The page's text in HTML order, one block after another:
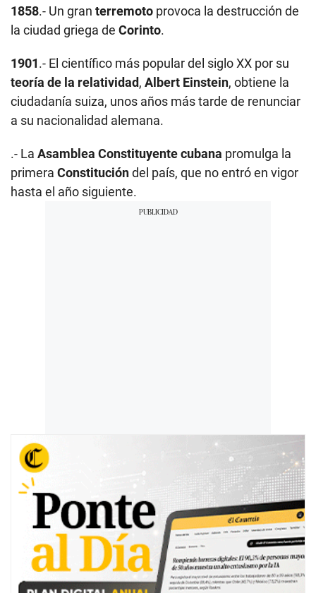
1858.- Un gran terremoto provoca la destrucción de
la ciudad griega de Corinto.
1901.- El científico más popular del siglo XX por su
teoría de la relatividad, Albert Einstein, obtiene la
ciudadanía suiza, unos años más tarde de renunciar
a su nacionalidad alemana.
.- La Asamblea Constituyente cubana promulga la
primera Constitucióndel país, que no entró en vigor
hasta el año siguiente.